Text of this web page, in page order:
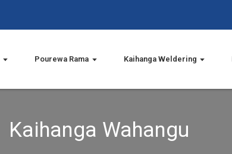
Pourewa Rama Kaihanga Weldering
Kaihanga Wahangu